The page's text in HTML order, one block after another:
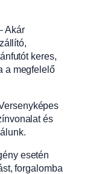
Akár
keres,
a megfelelő
és
esetén
forgalomba